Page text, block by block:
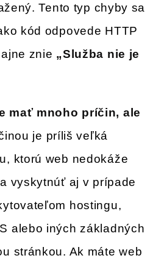
Tento typ chyby sa
kód odpovede HTTP
znie „Služba nie je
mať mnoho príčin, ale
je príliš veľká
ktorú web nedokáže
vyskytnúť aj v prípade
hostingu,
alebo iných základných
stránkou. Ak máte web